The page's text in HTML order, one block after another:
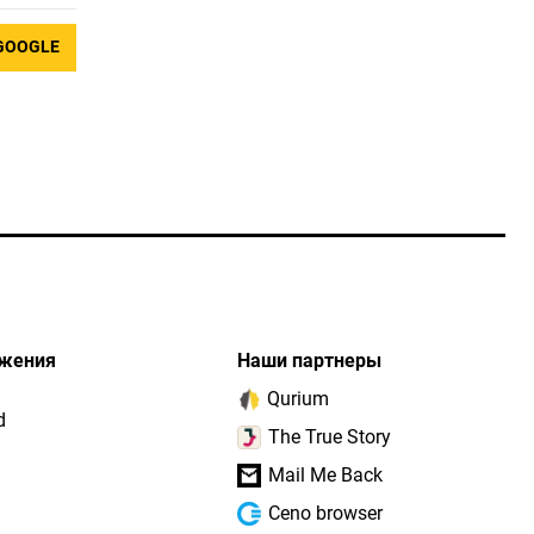
Наши партнеры
Qurium
The True Story
Mail Me Back
Ceno browser